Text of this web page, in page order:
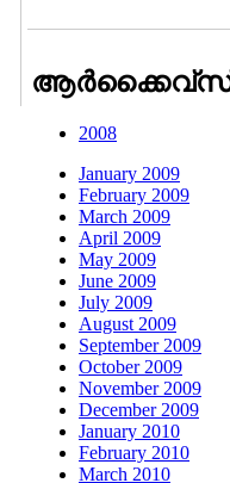
2008
January 2009
February 2009
March 2009
April 2009
May 2009
June 2009
July 2009
August 2009
September 2009
October 2009
November 2009
December 2009
January 2010
February 2010
March 2010